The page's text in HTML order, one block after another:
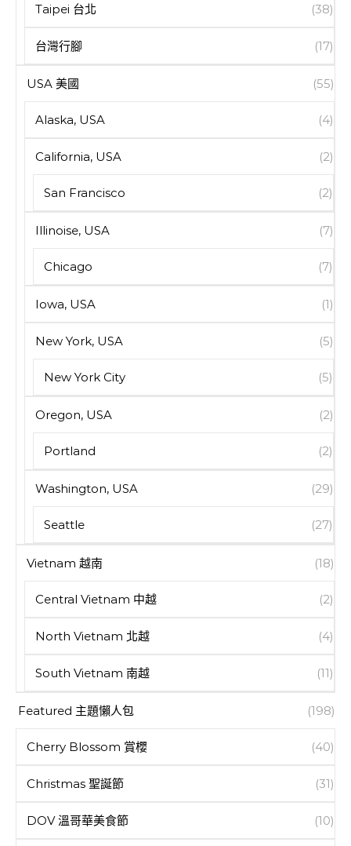
Taipei 台北 (38)
台灣行腳 (17)
USA 美國 (55)
Alaska, USA (4)
California, USA (2)
San Francisco (2)
Illinoise, USA (7)
Chicago (7)
Iowa, USA (1)
New York, USA (5)
New York City (5)
Oregon, USA (2)
Portland (2)
Washington, USA (29)
Seattle (27)
Vietnam 越南 (18)
Central Vietnam 中越 (2)
North Vietnam 北越 (4)
South Vietnam 南越 (11)
Featured 主題懶人包 (198)
Cherry Blossom 賞櫻 (40)
Christmas 聖誕節 (31)
DOV 溫哥華美食節 (10)